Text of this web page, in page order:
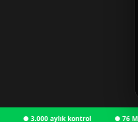
● 3.000 aylık kontrol ● 76 Mobil